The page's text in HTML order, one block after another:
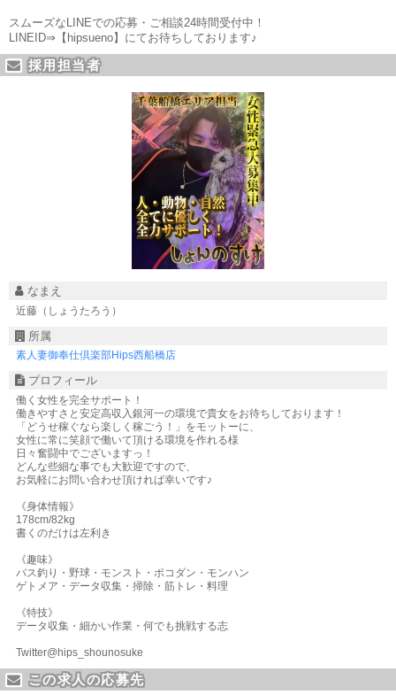
スムーズなLINEでの応募・ご相談24時間受付中！
LINEID⇒【hipsueno】にてお待ちしております♪
採用担当者
なまえ
近藤（しょうたろう）
所属
素人妻御奉仕倶楽部Hips西船橋店
プロフィール
働く女性を完全サポート！
働きやすさと安定高収入銀河一の環境で貴女をお待ちしております！
「どうせ稼ぐなら楽しく稼ごう！」をモットーに、
女性に常に笑顔で働いて頂ける環境を作れる様
日々奮闘中でございますっ！
どんな些細な事でも大歓迎ですので、
お気軽にお問い合わせ頂ければ幸いです♪
《身体情報》
178cm/82kg
書くのだけは左利き
《趣味》
バス釣り・野球・モンスト・ポコダン・モンハン
ゲトメア・データ収集・掃除・筋トレ・料理
《特技》
データ収集・細かい作業・何でも挑戦する志
Twitter@hips_shounosuke
この求人の応募先